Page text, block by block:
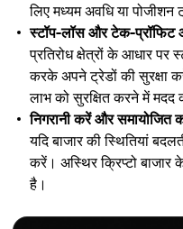
लिए मध्यम अवधि या पोजीशन
स्टॉप-लॉस और टेक-प्रॉफिट
प्रतिरोध क्षेत्रों के आधार पर
करके अपने ट्रेडों की सुरक्षा
लाभ को सुरक्षित करने में मदद
निगरानी करें और समायोजित
यदि बाजार की स्थितियां
करें। अस्थिर क्रिप्टो
है।